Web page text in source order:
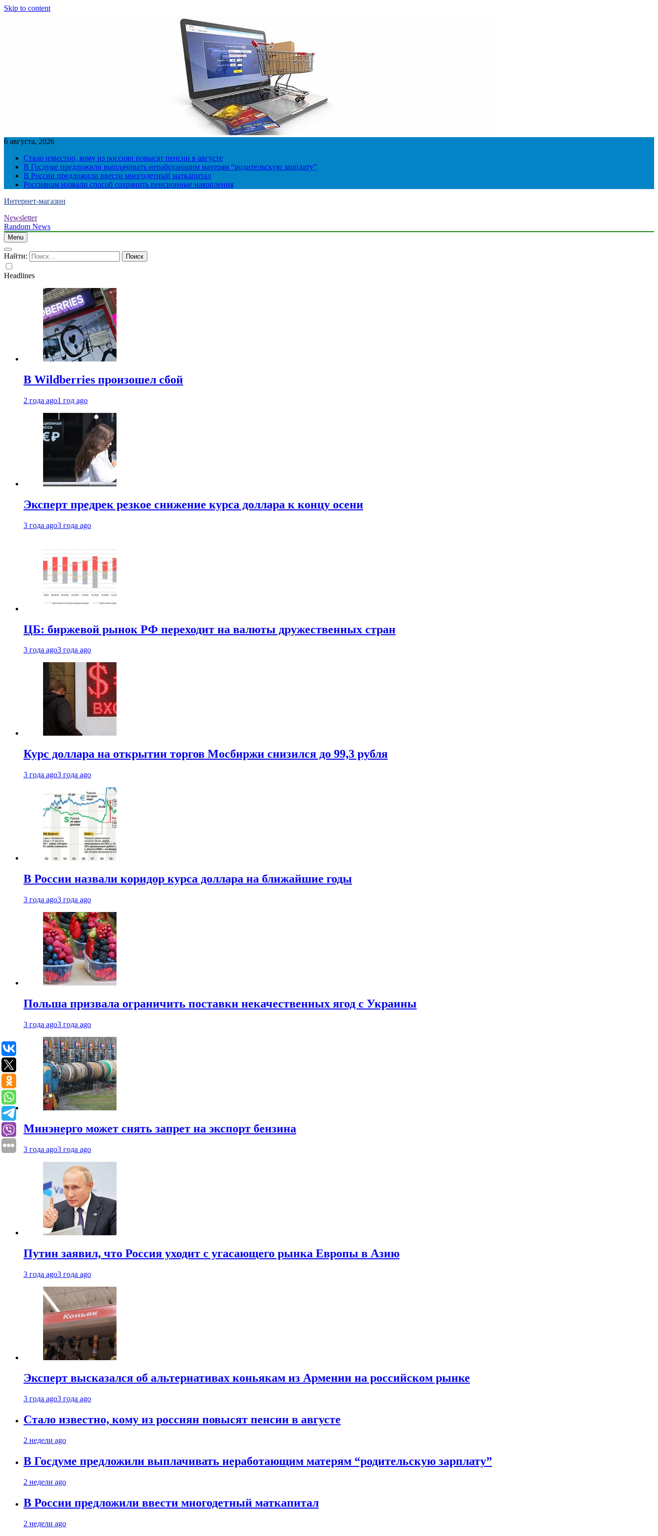
Skip to content
6 августа, 2026
Стало известно, кому из россиян повысят пенсии в августе
В Госдуме предложили выплачивать неработающим матерям “родительскую зарплату”
В России предложили ввести многодетный маткапитал
Россиянам назвали способ сохранить пенсионные накопления
Интернет-магазин
Newsletter
Random News
Menu
Найти:
Headlines
В Wildberries произошел сбой
2 года ago1 год ago
Эксперт предрек резкое снижение курса доллара к концу осени
3 года ago3 года ago
ЦБ: биржевой рынок РФ переходит на валюты дружественных стран
3 года ago3 года ago
Курс доллара на открытии торгов Мосбиржи снизился до 99,3 рубля
3 года ago3 года ago
В России назвали коридор курса доллара на ближайшие годы
3 года ago3 года ago
Польша призвала ограничить поставки некачественных ягод с Украины
3 года ago3 года ago
Минэнерго может снять запрет на экспорт бензина
3 года ago3 года ago
Путин заявил, что Россия уходит с угасающего рынка Европы в Азию
3 года ago3 года ago
Эксперт высказался об альтернативах коньякам из Армении на российском рынке
3 года ago3 года ago
Стало известно, кому из россиян повысят пенсии в августе
2 недели ago
В Госдуме предложили выплачивать неработающим матерям “родительскую зарплату”
2 недели ago
В России предложили ввести многодетный маткапитал
2 недели ago